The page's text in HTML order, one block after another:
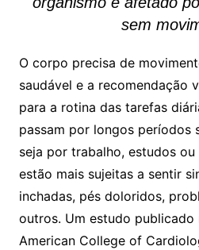
sem
O corpo precisa de
saudável e a recomendação
para a rotina das tarefas
passam por longos períodos
seja por trabalho, estudos
estão mais sujeitas a sentir
inchadas, pés doloridos,
outros. Um estudo
American College of